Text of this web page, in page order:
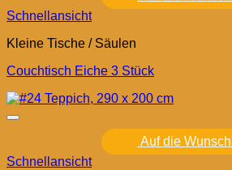
Schnellansicht
Kleine Tische / Säulen
Couchtisch Eiche 3 Stück
Auf die
Schnellansicht